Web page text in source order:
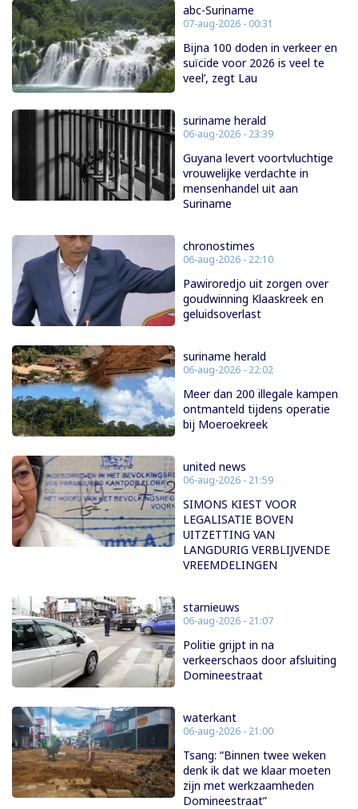
abc-Suriname
07-aug-2026 - 00:31
Bijna 100 doden in verkeer en
suïcide voor 2026 is veel te
veel’, zegt Lau
suriname herald
06-aug-2026 - 23:39
Guyana levert voortvluchtige
vrouwelijke verdachte in
mensenhandel uit aan
Suriname
chronostimes
06-aug-2026 - 22:10
Pawiroredjo uit zorgen over
goudwinning Klaaskreek en
geluidsoverlast
suriname herald
06-aug-2026 - 22:02
Meer dan 200 illegale kampen
ontmanteld tijdens operatie
bij Moeroekreek
united news
06-aug-2026 - 21:59
SIMONS KIEST VOOR
LEGALISATIE BOVEN
UITZETTING VAN
LANGDURIG VERBLIJVENDE
VREEMDELINGEN
starnieuws
06-aug-2026 - 21:07
Politie grijpt in na
verkeerschaos door afsluiting
Domineestraat
waterkant
06-aug-2026 - 21:00
Tsang: “Binnen twee weken
denk ik dat we klaar moeten
zijn met werkzaamheden
Domineestraat”